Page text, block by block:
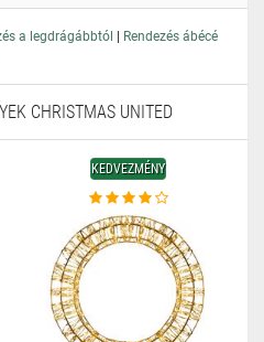
a legdrágábbtól | Rendezés ábécé
CHRISTMAS UNITED
KEDVEZMÉNY